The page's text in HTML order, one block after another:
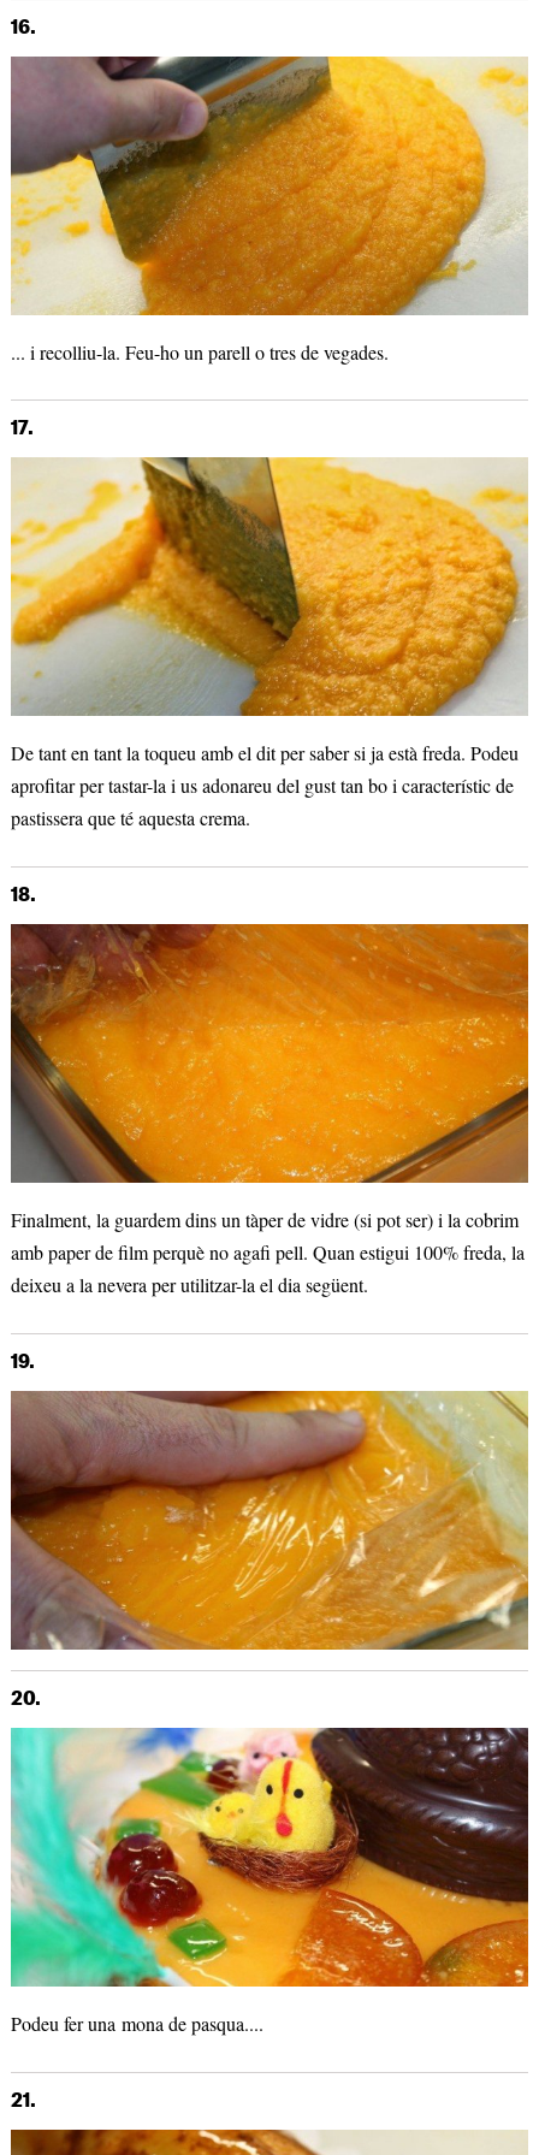
16.
... i recolliu-la. Feu-ho un parell o tres de vegades.
17.
De tant en tant la toqueu amb el dit per saber si ja està freda. Podeu
aprofitar per tastar-la i us adonareu del gust tan bo i característic de
pastissera que té aquesta crema.
18.
Finalment, la guardem dins un tàper de vidre (si pot ser) i la cobrim
amb paper de film perquè no agafi pell. Quan estigui 100% freda, la
deixeu a la nevera per utilitzar-la el dia següent.
19.
20.
Podeu fer una mona de pasqua....
21.